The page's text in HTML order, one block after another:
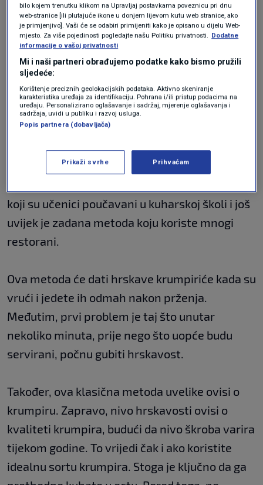
to nije potrebno. Dovoljno ih je samo kratko
isprati pod vodom.
Drugi korak kojim ćete postići hrskavost je da
kuhate krumpir u vodi kojoj ste prethodno
dodali jednu žlicu bijelog octa otprilike 10
minuta. Nakon toga, izvadite ih iz vode i pržite
ih dva puta u zagrijanom ulju, pišeKlix.ba.
koji su učenici poučavani u kuharskoj školi i još
uvijek je zadana metoda koju koriste mnogi
restorani.
Ova metoda će dati hrskave krumpiriće kada su
vrući i jedete ih odmah nakon prženja.
Međutim, prvi problem je taj što unutar
nekoliko minuta, prije nego što uopće budu
servirani, počnu gubiti hrskavost.
Također, ova klasična metoda uvelike ovisi o
krumpiru. Zapravo, nivo hrskavosti ovisi o
kvaliteti krumpira, budući da nivo škroba varira
tijekom godine. To vrijedi čak i ako koristite
idealnu sortu krumpira. Stoga je ključno da ga
bilo kojem trenutku klikom na Upravljaj postavkama poveznicu pri dnu
web-stranice [ili plutajuće ikone u donjem lijevom kutu web stranice, ako
je primjenjivo]. Vaši će se odabiri primijeniti kako je opisano u dijelu Web-
mjesto. Za više pojedinosti pogledajte našu Politiku privatnosti. Dodatne
informacije o vašoj privatnosti
Mi i naši partneri obrađujemo podatke kako bismo pružili
sljedeće:
Korištenje preciznih geolokacijskih podataka. Aktivno skeniranje
karakteristika uređaja za identifikaciju. Pohrana i/ili pristup podacima na
uređaju. Personalizirano oglašavanje i sadržaj, mjerenje oglašavanja i
sadržaja, uvidi u publiku i razvoj usluga.
Popis partnera (dobavljača)
Prikaži svrhe Prihvaćam